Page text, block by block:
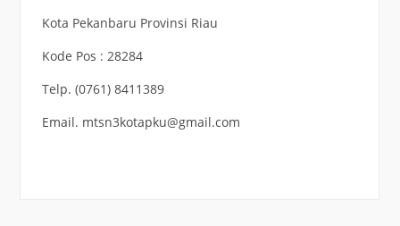
Kota Pekanbaru Provinsi Riau
Kode Pos : 28284
Telp. (0761) 8411389
Email. mtsn3kotapku@gmail.com